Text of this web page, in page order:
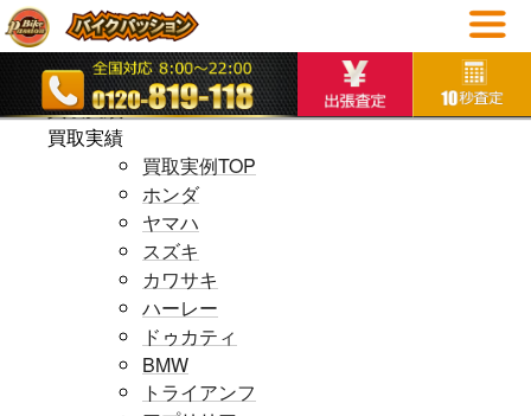
ホームページ
ホームページ
買取実績
買取実績
買取実例TOP
ホンダ
ヤマハ
スズキ
カワサキ
ハーレー
ドゥカティ
BMW
トライアンフ